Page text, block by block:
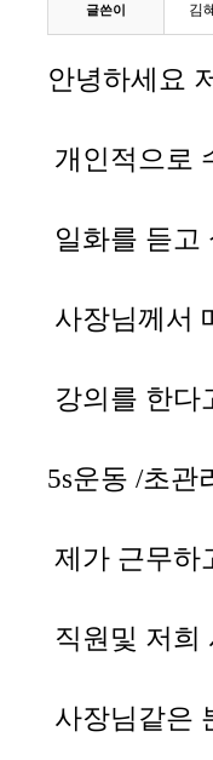
글쓴이 김
안녕하세요
개인적으로
일화를 듣고
사장님께서
강의를 한다
5s운동 /초관
제가 근무하
직원및 저희
사장님같은